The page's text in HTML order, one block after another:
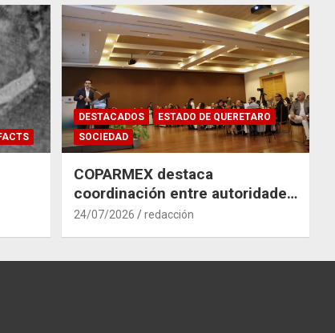
DESTACADOS
ESTADO DE QUERETARO
SOCIEDAD
COPARMEX destaca
coordinación entre autoridades
y empresas para mitigar el
24/07/2026 redacción